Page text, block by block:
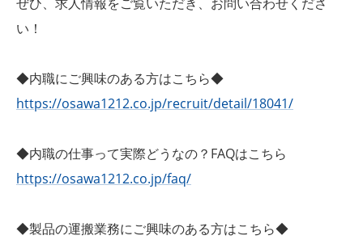
い！
◆内職にご興味のある方はこちら◆
https://osawa1212.co.jp/recruit/detail/18041/
◆内職の仕事って実際どうなの？FAQはこちら
https://osawa1212.co.jp/faq/
◆製品の運搬業務にご興味のある方はこちら◆